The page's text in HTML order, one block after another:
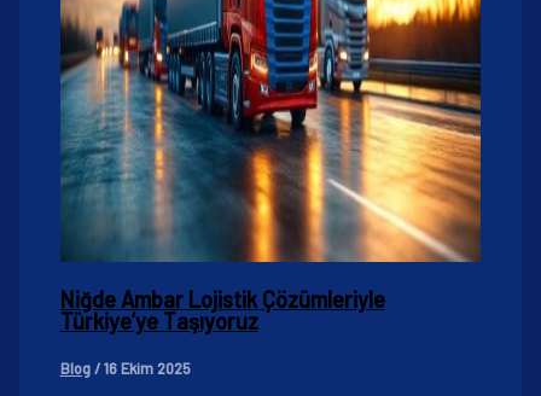
Niğde Ambar Lojistik Çözümleriyle
Türkiye’ye Taşıyoruz
Blog/16 Ekim 2025